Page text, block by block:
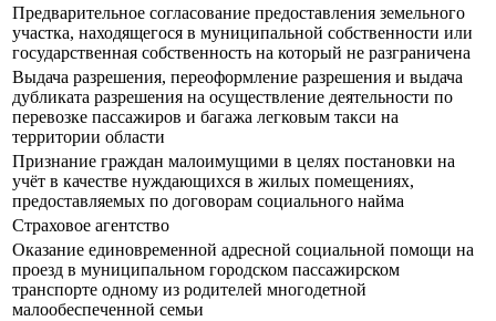
Предварительное согласование предоставления земельного
участка, находящегося в муниципальной собственности или
государственная собственность на который не разграничена
Выдача разрешения, переоформление разрешения и выдача
дубликата разрешения на осуществление деятельности по
перевозке пассажиров и багажа легковым такси на
территории области
Признание граждан малоимущими в целях постановки на
учёт в качестве нуждающихся в жилых помещениях,
предоставляемых по договорам социального найма
Страховое агентство
Оказание единовременной адресной социальной помощи на
проезд в муниципальном городском пассажирском
транспорте одному из родителей многодетной
малообеспеченной семьи